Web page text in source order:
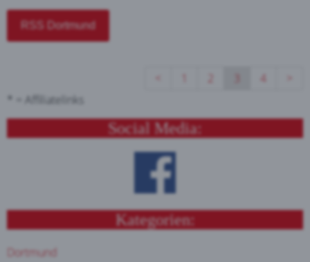
RSS Dortmund
4
* = Affiliatelinks
Social Media:
Kategorien:
Dortmund